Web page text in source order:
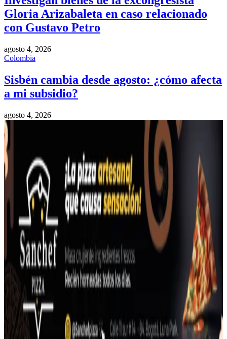
Gloria Arizabaleta en caso relacionado
con Gustavo Petro
agosto 4, 2026
Colombia
Sisbén cambia desde agosto: ¿cómo afecta
a mi subsidio?
agosto 4, 2026